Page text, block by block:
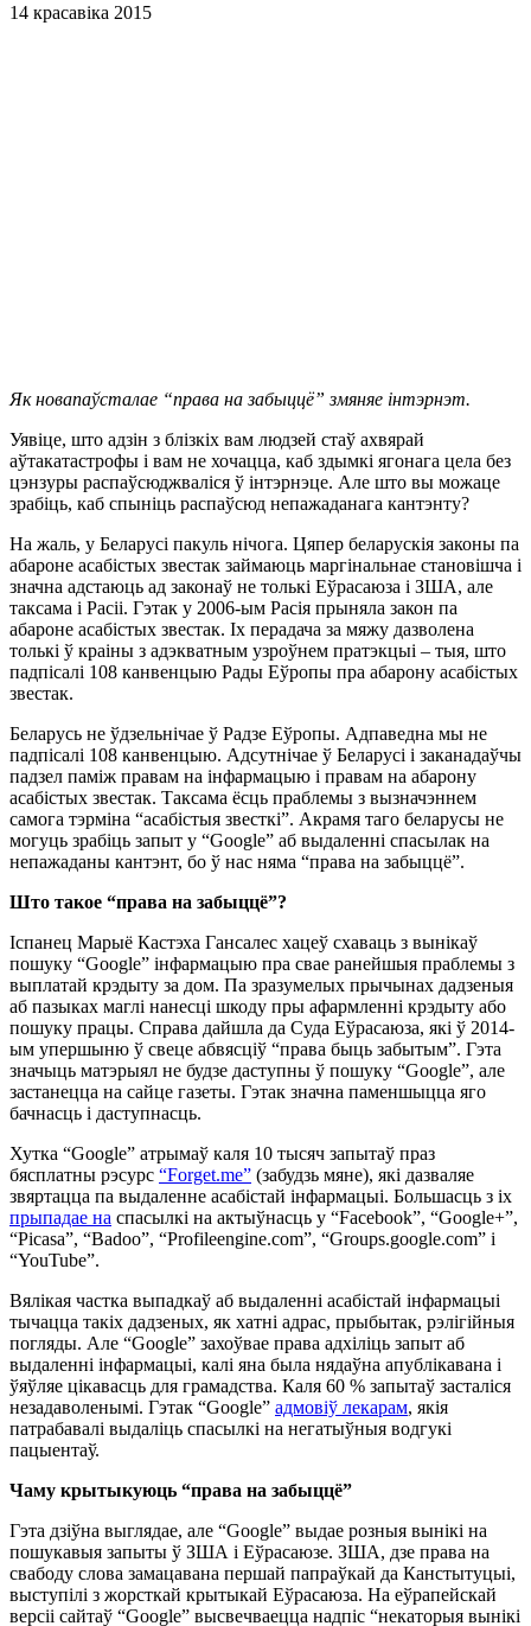
14 красавіка 2015
Як новапаўсталае “права на забыццё” змяняе інтэрнэт.
Уявіце, што адзін з блізкіх вам людзей стаў ахвярай
аўтакатастрофы і вам не хочацца, каб здымкі ягонага цела без
цэнзуры распаўсюджваліся ў інтэрнэце. Але што вы можаце
зрабіць, каб спыніць распаўсюд непажаданага кантэнту?
На жаль, у Беларусі пакуль нічога. Цяпер беларускія законы па
абароне асабістых звестак займаюць маргінальнае становішча і
значна адстаюць ад законаў не толькі Еўрасаюза і ЗША, але
таксама і Расіі. Гэтак у 2006-ым Расія прыняла закон па
абароне асабістых звестак. Іх перадача за мяжу дазволена
толькі ў краіны з адэкватным узроўнем пратэкцыі – тыя, што
падпісалі 108 канвенцыю Рады Еўропы пра абарону асабістых
звестак.
Беларусь не ўдзельнічае ў Радзе Еўропы. Адпаведна мы не
падпісалі 108 канвенцыю. Адсутнічае ў Беларусі і заканадаўчы
падзел паміж правам на інфармацыю і правам на абарону
асабістых звестак. Таксама ёсць праблемы з вызначэннем
самога тэрміна “асабістыя звесткі”. Акрамя таго беларусы не
могуць зрабіць запыт у “Google” аб выдаленні спасылак на
непажаданы кантэнт, бо ў нас няма “права на забыццё”.
Што такое “права на забыццё”?
Іспанец Марыё Кастэха Гансалес хацеў схаваць з вынікаў
пошуку “Google” інфармацыю пра свае ранейшыя праблемы з
выплатай крэдыту за дом. Па зразумелых прычынах дадзеныя
аб пазыках маглі нанесці шкоду пры афармленні крэдыту або
пошуку працы. Справа дайшла да Суда Еўрасаюза, які ў 2014-
ым упершыню ў свеце абвясціў “права быць забытым”. Гэта
значыць матэрыял не будзе даступны ў пошуку “Google”, але
застанецца на сайце газеты. Гэтак значна паменшыцца яго
бачнасць і даступнасць.
Хутка “Google” атрымаў каля 10 тысяч запытаў праз
бясплатны рэсурс “Forget.me” (забудзь мяне), які дазваляе
звяртацца па выдаленне асабістай інфармацыі. Большасць з іх
прыпадае на спасылкі на актыўнасць у “Facebook”, “Google+”,
“Picasa”, “Badoo”, “Profileengine.com”, “Groups.google.com” і
“YouTube”.
Вялікая частка выпадкаў аб выдаленні асабістай інфармацыі
тычацца такіх дадзеных, як хатні адрас, прыбытак, рэлігійныя
погляды. Але “Google” захоўвае права адхіліць запыт аб
выдаленні інфармацыі, калі яна была нядаўна апублікавана і
ўяўляе цікавасць для грамадства. Каля 60 % запытаў засталіся
незадаволенымі. Гэтак “Google” адмовіў лекарам, якія
патрабавалі выдаліць спасылкі на негатыўныя водгукі
пацыентаў.
Чаму крытыкуюць “права на забыццё”
Гэта дзіўна выглядае, але “Google” выдае розныя вынікі на
пошукавыя запыты ў ЗША і Еўрасаюзе. ЗША, дзе права на
свабоду слова замацавана першай папраўкай да Канстытуцыі,
выступілі з жорсткай крытыкай Еўрасаюза. На еўрапейскай
версіі сайтаў “Google” высвечваецца надпіс “некаторыя вынікі